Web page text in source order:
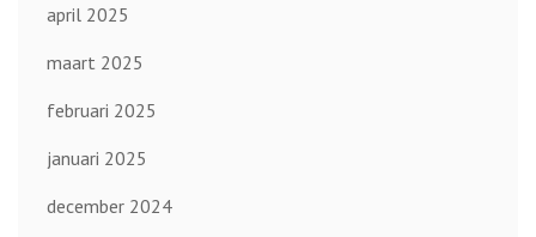
april 2025
maart 2025
februari 2025
januari 2025
december 2024